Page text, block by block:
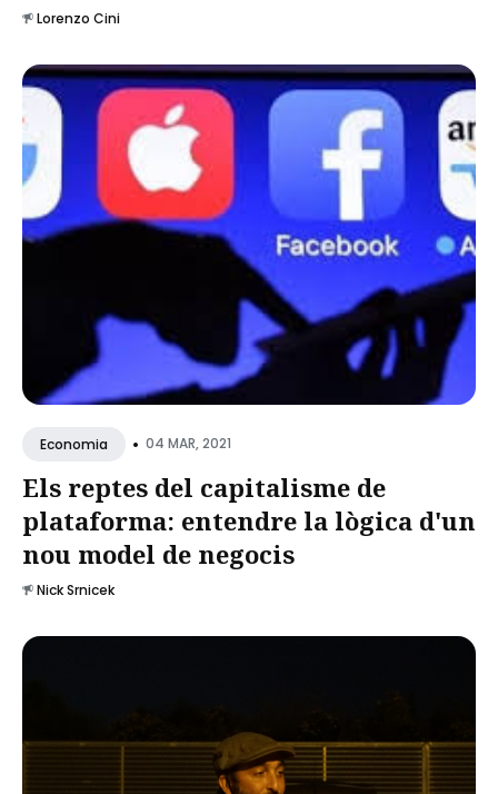
Lorenzo Cini
Economia • 04 MAR, 2021
Els reptes del capitalisme de
plataforma: entendre la lògica d'un
nou model de negocis
Nick Srnicek